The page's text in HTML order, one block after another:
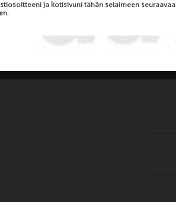
ja kotisivuni tähän selaimeen seuraavaa